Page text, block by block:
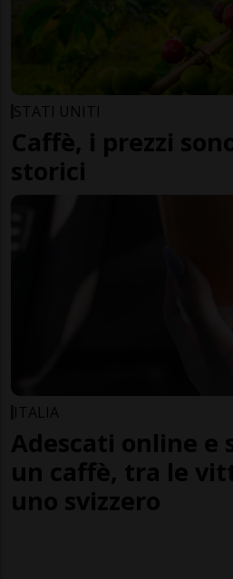
STATI UNITI
Caffè, i prezzi
storici
ITALIA
Adescati online e
un caffè, tra le
uno svizzero